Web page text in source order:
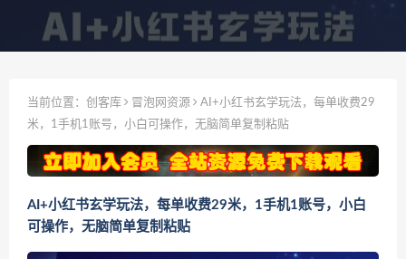
当前位置： 创客库 冒泡网资源
AI+小红书玄学玩法，每单收费29
米，1手机1账号，小白可操作，无脑简单复制粘贴
AI+小红书玄学玩法，每单收费29米，1手机1账号，小白
可操作，无脑简单复制粘贴